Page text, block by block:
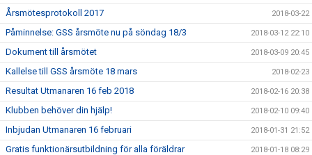
Årsmötesprotokoll 2017 2018-03-22
Påminnelse: GSS årsmöte nu på söndag 18/3 2018-03-12 22:10
Dokument till årsmötet 2018-03-09 20:45
Kallelse till GSS årsmöte 18 mars 2018-02-23
Resultat Utmanaren 16 feb 2018 2018-02-16 20:38
Klubben behöver din hjälp! 2018-02-10 09:40
Inbjudan Utmanaren 16 februari 2018-01-31 21:52
Gratis funktionärsutbildning för alla föräldrar 2018-01-18 08:29